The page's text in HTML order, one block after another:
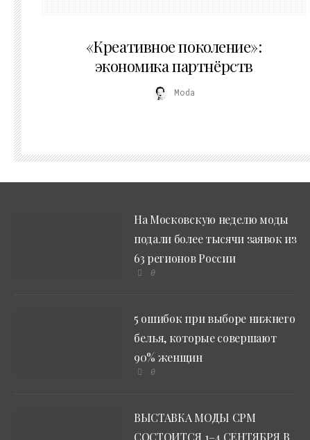
«Креативное поколение»:
экономика партнёрств
Moda
На Московскую неделю моды
подали более тысячи заявок из
63 регионов России
0
5 ошибок при выборе нижнего
белья, которые совершают
90% женщин
0
ВЫСТАВКА МОДЫ CPM
СОСТОИТСЯ 1–4 СЕНТЯБРЯ В